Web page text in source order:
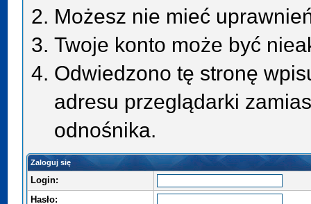
Możesz nie mieć
Twoje konto może być
Odwiedzono tę stronę
adresu przeglądarki
odnośnika.
Zaloguj się
Login:
Hasło: